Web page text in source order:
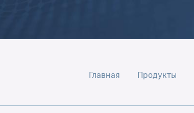
Главная Продукты